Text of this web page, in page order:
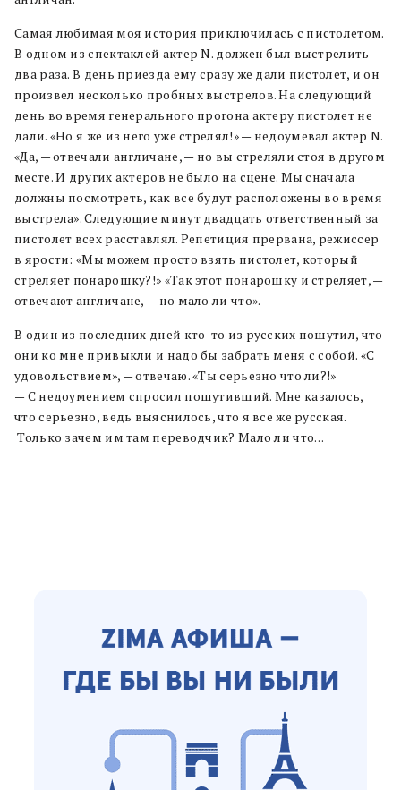
Самая любимая моя история приключилась с пистолетом.
В одном из спектаклей актер N. должен был выстрелить
два раза. В день приезда ему сразу же дали пистолет, и он
произвел несколько пробных выстрелов. На следующий
день во время генерального прогона актеру пистолет не
дали. «Но я же из него уже стрелял!» — недоумевал актер N.
«Да, — отвечали англичане, — но вы стреляли стоя в другом
месте. И других актеров не было на сцене. Мы сначала
должны посмотреть, как все будут расположены во время
выстрела». Следующие минут двадцать ответственный за
пистолет всех расставлял. Репетиция прервана, режиссер
в ярости: «Мы можем просто взять пистолет, который
стреляет понарошку?!» «Так этот понарошку и стреляет, —
отвечают англичане, — но мало ли что».
В один из последних дней кто-то из русских пошутил, что
они ко мне привыкли и надо бы забрать меня с собой. «С
удовольствием», — отвечаю. «Ты серьезно что ли?!»
— С недоумением спросил пошутивший. Мне казалось,
что серьезно, ведь выяснилось, что я все же русская.
Только зачем им там переводчик? Мало ли что…